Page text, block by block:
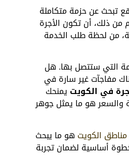
تبحث عن حزمة متكاملة
ذلك، أن تكون الأجرة
من لحظة طلب الخدمة
التي ستتصل بها. هل
مفاجآت غير سارة في
في الكويت يمنحك
والسعر هو ما يمثل جوهر
الكويت هو ما يبحث
أساسية لضمان تجربة